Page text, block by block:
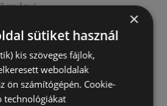
×
sütiket használ
kis szöveges fájlok,
weboldalak
ön számítógépén. Cookie-
technológiákat